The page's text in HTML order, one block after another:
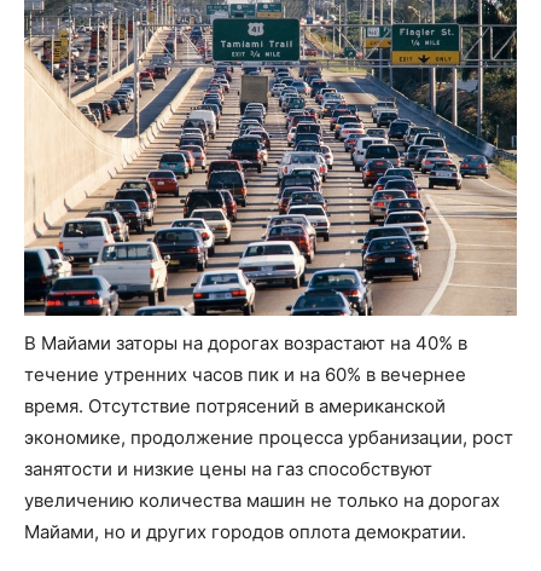
В Майами заторы на дорогах возрастают на 40% в
течение утренних часов пик и на 60% в вечернее
время. Отсутствие потрясений в американской
экономике, продолжение процесса урбанизации, рост
занятости и низкие цены на газ способствуют
увеличению количества машин не только на дорогах
Майами, но и других городов оплота демократии.